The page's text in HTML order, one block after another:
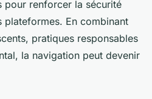
pour renforcer la sécurité
plateformes. En combinant
pratiques responsables
la navigation peut devenir